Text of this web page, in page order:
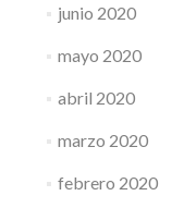
junio 2020
mayo 2020
abril 2020
marzo 2020
febrero 2020